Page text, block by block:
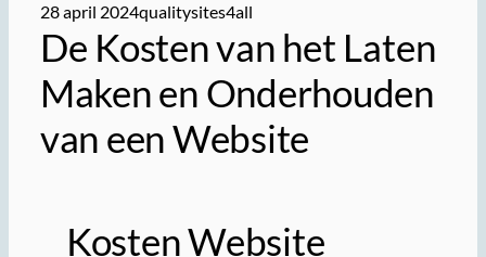
28 april 2024qualitysites4all
De Kosten van het Laten
Maken en Onderhouden
van een Website
Kosten Website